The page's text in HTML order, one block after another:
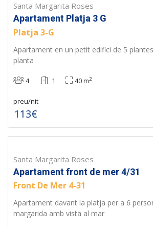
Santa Margarita Roses
Apartament Platja 3 G
Platja 3-G
Apartament en un petit edifici de 5
planta
4 1 40 m2
preu/nit
113€
Santa Margarita Roses
Apartament front de mer 4/31
Front De Mer 4-31
Apartament davant la platja per a 6
margarida amb vista al mar